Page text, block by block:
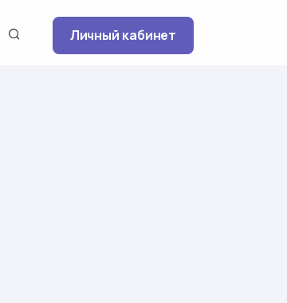
Личный кабинет